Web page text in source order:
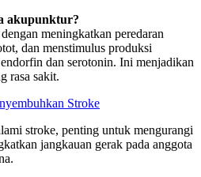
akupunktur?
meningkatkan peredaran
dan menstimulus produksi
dan serotonin. Ini menjadikan
rasa sakit.
stroke, penting untuk mengurangi
jangkauan gerak pada anggota